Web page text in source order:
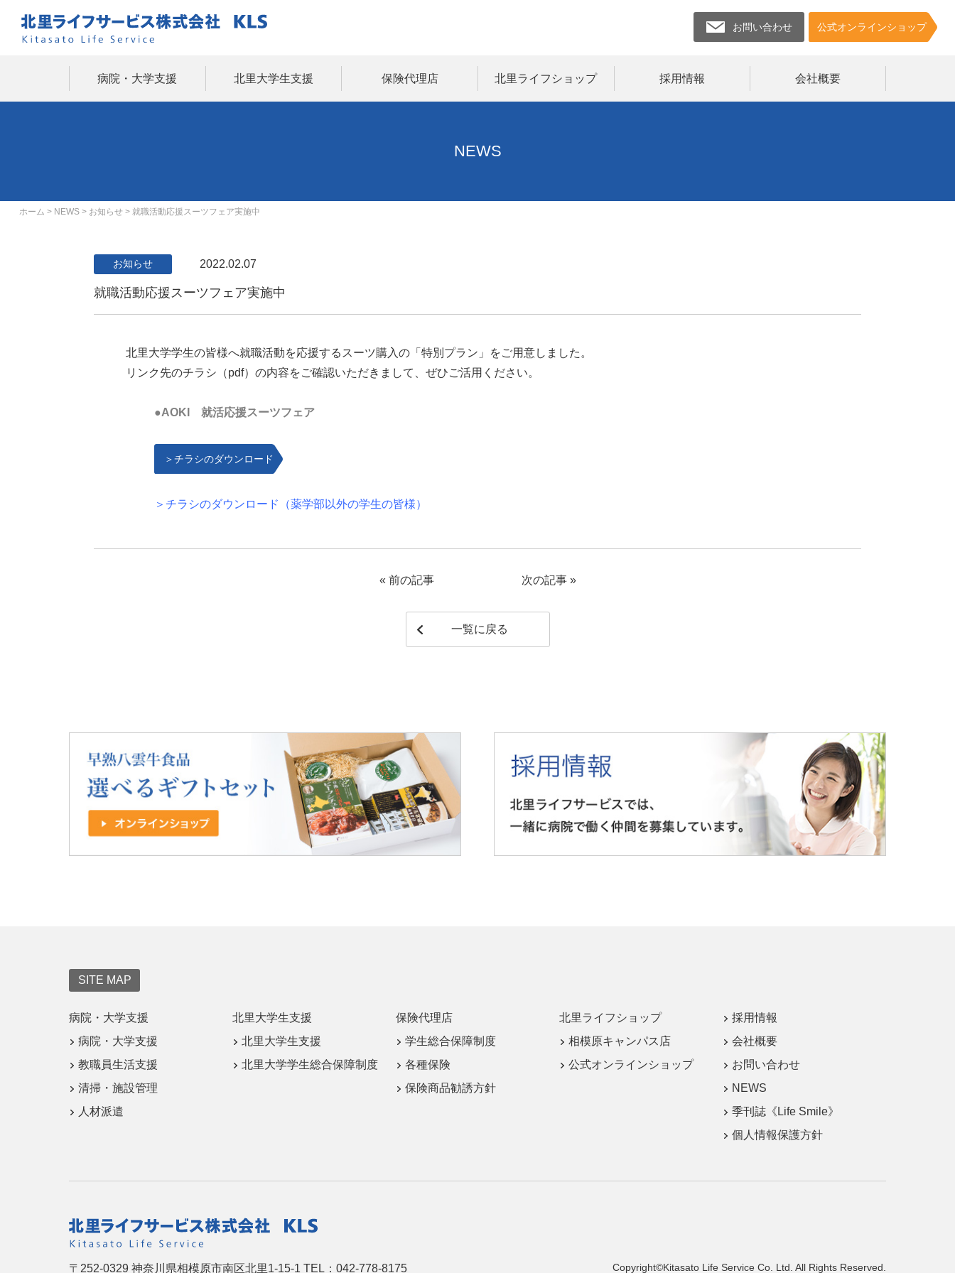
公式オンラインショップ
お問い合わせ
病院・大学支援 北里大学生支援 保険代理店 北里ライフショップ 採用情報 会社概要
NEWS
ホーム > NEWS > お知らせ > 就職活動応援スーツフェア実施中
お知らせ 2022.02.07
就職活動応援スーツフェア実施中
北里大学学生の皆様へ就職活動を応援するスーツ購入の「特別プラン」をご用意しました。
リンク先のチラシ（pdf）の内容をご確認いただきまして、ぜひご活用ください。
●AOKI 就活応援スーツフェア
＞チラシのダウンロード
＞チラシのダウンロード（薬学部以外の学生の皆様）
« 前の記事 次の記事»
一覧に戻る
SITE MAP
病院・大学支援
病院・大学支援
教職員生活支援
清掃・施設管理
人材派遣
北里大学生支援
北里大学生支援
北里大学学生総合保障制度
保険代理店
学生総合保障制度
各種保険
保険商品勧誘方針
北里ライフショップ
相模原キャンパス店
公式オンラインショップ
採用情報
会社概要
お問い合わせ
NEWS
季刊誌《Life Smile》
個人情報保護方針
〒252-0329 神奈川県相模原市南区北里1-15-1 TEL：042-778-8175 Copyright©Kitasato Life Service Co. Ltd. All Rights Reserved.